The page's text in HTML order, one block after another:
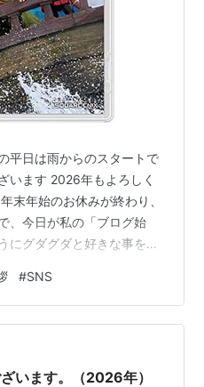
平日は雨からのスタートで
います 2026年もよろしく
末年始のお休みが終わり、
、今日が私の「ブログ始
にグダグダと好きな事を書
いいなと思います 今年も
ていこうと思いますφ(..) さ
い悩みました というのも、
、例年よりも早い年末の
ずに終わっていることが
#SNS
います。（2026年）